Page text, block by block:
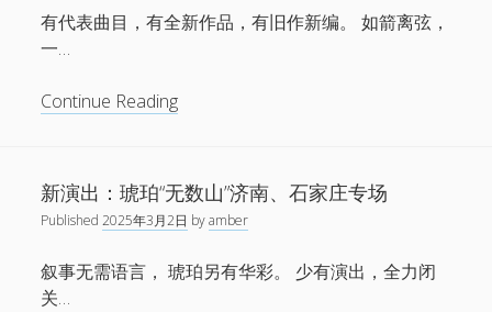
关于
open
menu
链接
小红书
Facebook
1724唱片
伍子杰
有代表曲目，有全新作品，有旧作新编。 如箭离弦，
一…
Continue Reading离
琥
珀
2025
巡
演
新演出：琥珀“无数山”济南、石家庄专场
Published2025年3月2日 byamber
叙事无需语言， 琥珀另有华彩。 少有演出，全力闭
关…